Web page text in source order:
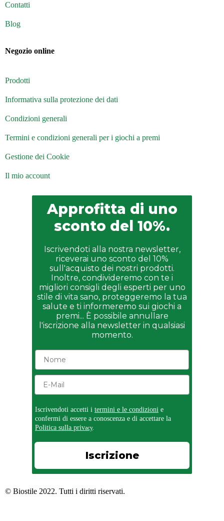
Contatti
Blog
Negozio online
Prodotti
Informativa sulla protezione dei dati
Condizioni generali
Termini e condizioni generali per i giochi a premi
Gestione dei Cookie
Il mio account
Approfitta di uno
sconto del 10%.
Iscrivendoti alla nostra newsletter,
riceverai uno sconto del 10%
sull'acquisto dei nostri prodotti.
Inoltre, condivideremo con te i
migliori consigli degli esperti per uno
stile di vita sano, proteggeremo la tua
salute e ti informeremo sui giochi a
premi... È possibile annullare
l'iscrizione alla newsletter in qualsiasi
momento.
Iscrivendoti accetti i termini e le condizioni e
confermi di essere a conoscenza e di accettare la
Politica sulla privacy.
Iscrizione
© Biostile 2022. Tutti i diritti riservati.